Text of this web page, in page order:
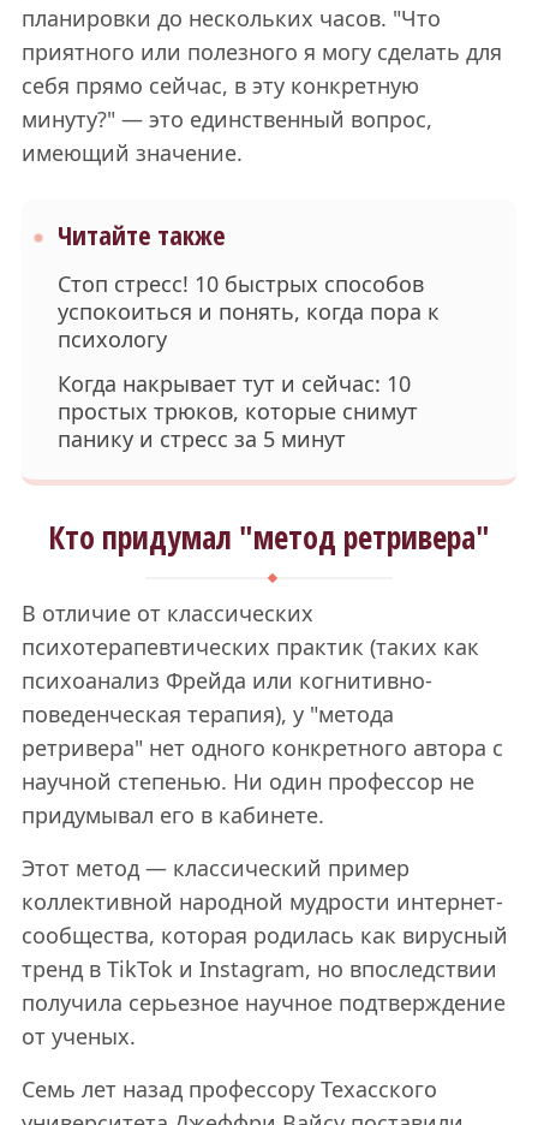
планировки до нескольких часов. "Что
приятного или полезного я могу сделать для
себя прямо сейчас, в эту конкретную
минуту?" — это единственный вопрос,
имеющий значение.
Читайте также
Стоп стресс! 10 быстрых способов
успокоиться и понять, когда пора к
психологу
Когда накрывает тут и сейчас: 10
простых трюков, которые снимут
панику и стресс за 5 минут
Кто придумал "метод ретривера"
В отличие от классических
психотерапевтических практик (таких как
психоанализ Фрейда или когнитивно-
поведенческая терапия), у "метода
ретривера" нет одного конкретного автора с
научной степенью. Ни один профессор не
придумывал его в кабинете.
Этот метод — классический пример
коллективной народной мудрости интернет-
сообщества, которая родилась как вирусный
тренд в TikTok и Instagram, но впоследствии
получила серьезное научное подтверждение
от ученых.
Семь лет назад профессору Техасского